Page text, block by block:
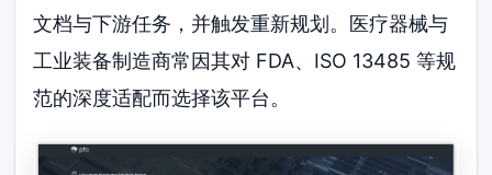
文档与下游任务，并触发重新规划。医疗器械与
工业装备制造商常因其对 FDA、ISO 13485 等规
范的深度适配而选择该平台。